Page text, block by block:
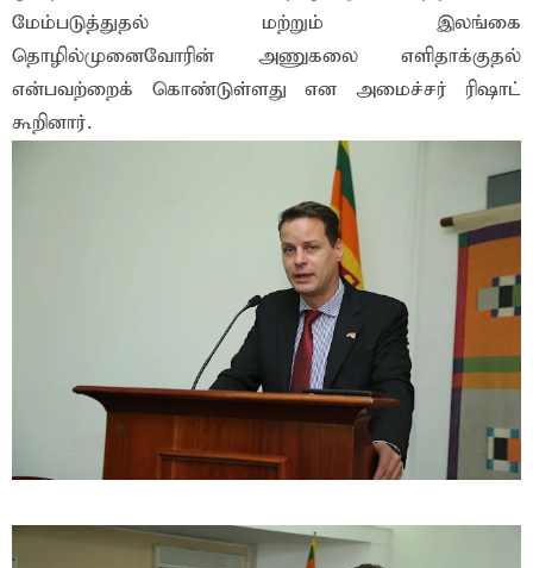
மேம்படுத்துதல் மற்றும் இலங்கை
தொழில்முனைவோரின் அணுகலை எளிதாக்குதல்
என்பவற்றைக் கொண்டுள்ளது என அமைச்சர் ரிஷாட்
கூறினார்.